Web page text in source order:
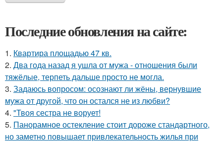
Последние обновления на сайте:
1. Квартира площадью 47 кв.
2. Два года назад я ушла от мужа - отношения были
тяжёлые, терпеть дальше просто не могла.
3. Задаюсь вопросом: осознают ли жёны, вернувшие
мужа от другой, что он остался не из любви?
4. "Твоя сестра не ворует!
5. Панорамное остекление стоит дороже стандартного,
но заметно повышает привлекательность жилья при